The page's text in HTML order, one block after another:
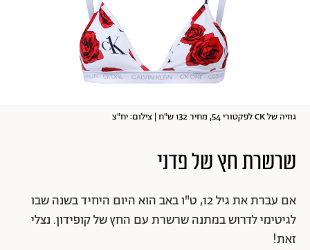
גוזיה של CK לפקטורי 54, מחיר 132 ש"ח | צילום: יח"צ
שרשרת חץ של פדני
אם עברת את גיל 12, ט"ו באב הוא היום היחיד בשנה שבו
לגיטימי לדרוש במתנה שרשרת עם החץ של קופידון. נצלי
זאת!